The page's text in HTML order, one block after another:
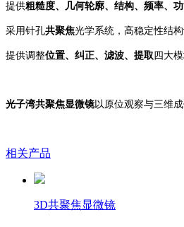
提供粗糙度、几何轮廓、结构、频率、
采用针孔共聚焦光学系统，高稳定性结
提供调整位置、纠正、滤波、提取 四大
光子湾共聚焦显微镜以原位观察与三维
相关产品
3D共聚焦显微镜